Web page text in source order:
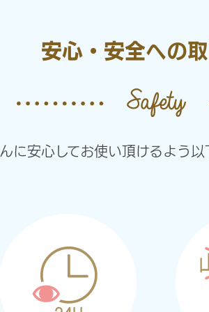
安心・安全への
に安心してお使い頂けるよう